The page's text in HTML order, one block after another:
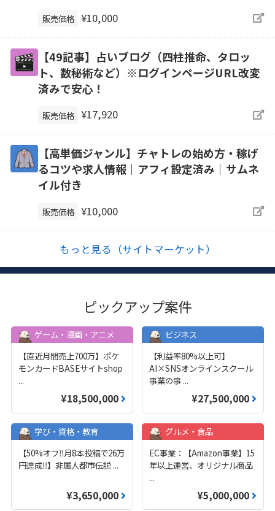
販売価格 ¥10,000
【49記事】占いブログ（四柱推命、タロッ
ト、数秘術など）※ログインページURL改変
済みで安心！
販売価格 ¥17,920
【高単価ジャンル】チャトレの始め方・稼げ
るコツや求人情報｜アフィ設定済み｜サムネ
イル付き
販売価格 ¥10,000
もっと見る（サイトマーケット）
ピックアップ案件
ゲーム・漫画・アニメ
【直近月間売上700万】ポケ
モンカードBASEサイトshop
...
¥18,500,000
ビジネス
【利益率80%以上可】
AI×SNSオンラインスクール
事業の事 ...
¥27,500,000
学び・資格・教育
【50%オフ‼️月8本投稿で26万
円達成‼️】非属人都市伝説 ...
¥3,650,000
グルメ・食品
EC事業：【Amazon事業】15
年以上運営、オリジナル商品
...
¥5,000,000